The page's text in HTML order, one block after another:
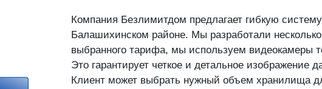
Компания Безлимитдом предлагает гибкую
Балашихинском районе. Мы разработали
выбранного тарифа, мы используем видеокамеры
Это гарантирует четкое и детальное изображение
Клиент может выбрать нужный объем хранилища